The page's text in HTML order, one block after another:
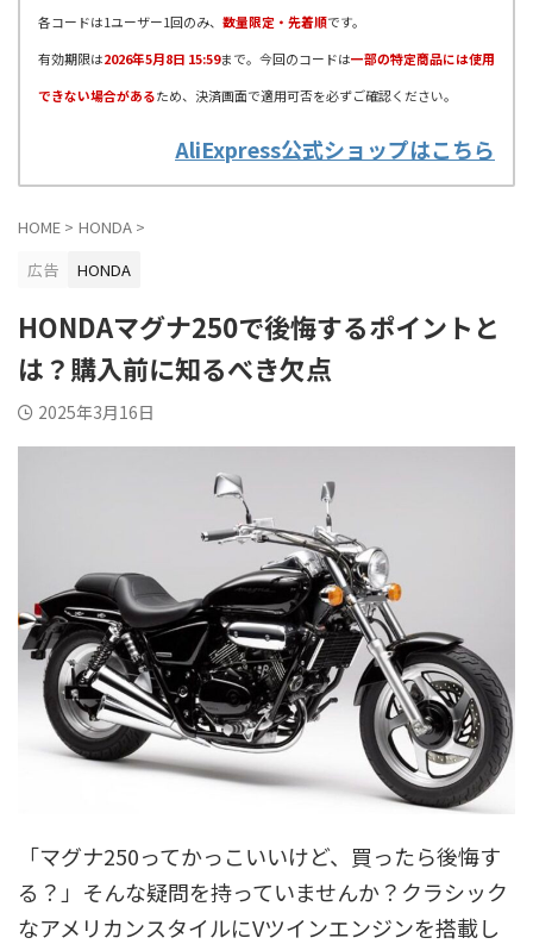
各コードは1ユーザー1回のみ、 数量限定・先着順です。
有効期限は2026年5月8日 15:59まで。今回のコードは一部の特定商品には使用
できない場合があるため、決済画面で適用可否を必ずご確認ください。
AliExpress公式ショップはこちら
HOME > HONDA >
広告
HONDA
HONDAマグナ250で後悔するポイントと
は？購入前に知るべき欠点
2025年3月16日
「マグナ250ってかっこいいけど、買ったら後悔す
る？」そんな疑問を持っていませんか？クラシック
なアメリカンスタイルにVツインエンジンを搭載し